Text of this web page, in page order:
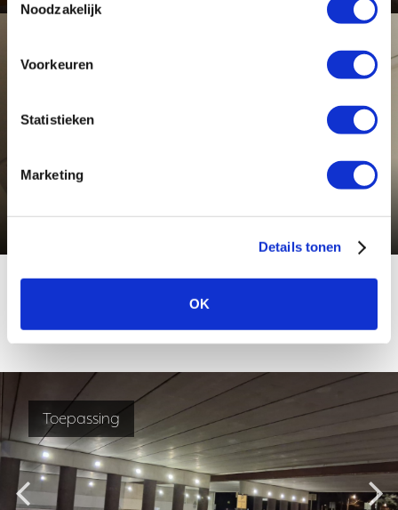
Noodzakelijk
Voorkeuren
Statistieken
Marketing
Details tonen
OK
Toepassing
Verlichting voor Penitentiaire inrichting
Bekijk deze toepassing
Toepassing